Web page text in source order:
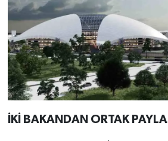
İKİ BAKANDAN ORTAK